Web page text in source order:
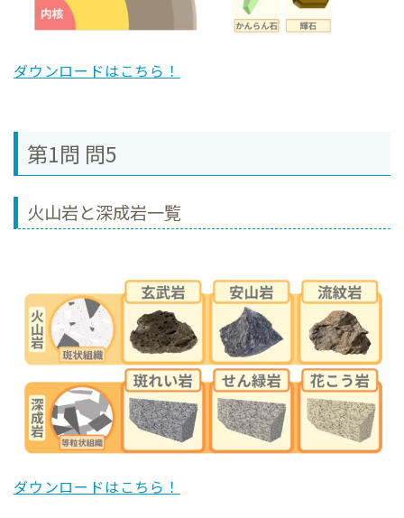
ダウンロードはこちら！
第1問 問5
火山岩と深成岩一覧
ダウンロードはこちら！